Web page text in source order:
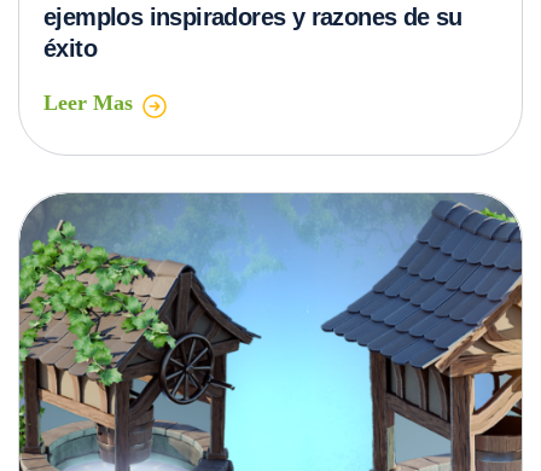
ejemplos inspiradores y razones de su
éxito
Leer Mas